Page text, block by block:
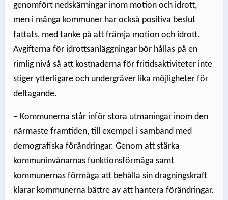
genomfört nedskärningar inom motion och idrott,
men i många kommuner har också positiva beslut
fattats, med tanke på att främja motion och idrott.
Avgifterna för idrottsanläggningar bör hållas på en
rimlig nivå så att kostnaderna för fritidsaktiviteter inte
stiger ytterligare och undergräver lika möjligheter för
deltagande.
– Kommunerna står inför stora utmaningar inom den
närmaste framtiden, till exempel i samband med
demografiska förändringar. Genom att stärka
kommuninvånarnas funktionsförmåga samt
kommunernas förmåga att behålla sin dragningskraft
klarar kommunerna bättre av att hantera förändringar.